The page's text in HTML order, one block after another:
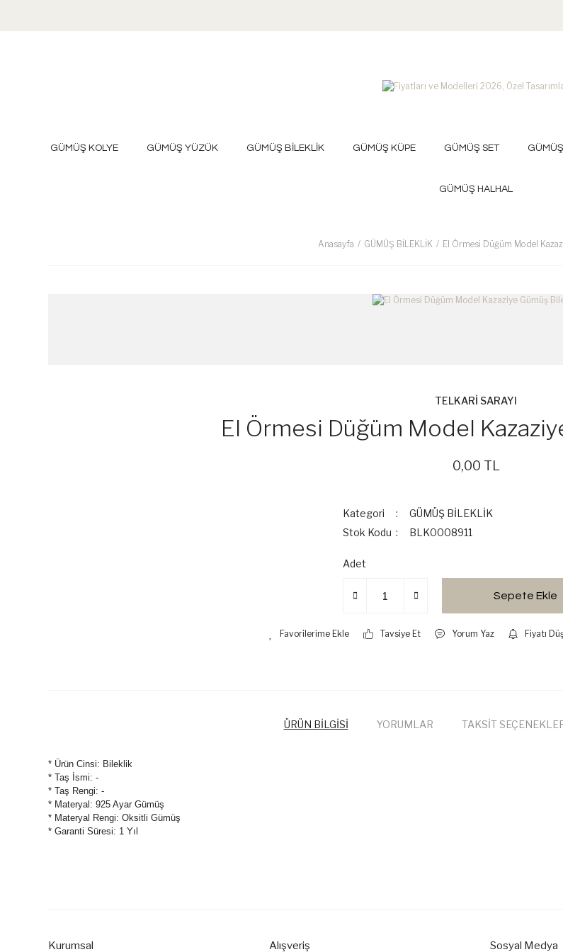
GÜMÜŞ KOLYE GÜMÜŞ YÜZÜK GÜMÜŞ BİLEKLİK GÜMÜŞ KÜPE GÜMÜŞ SET
GÜMÜŞ HALHAL
Anasayfa GÜMÜŞ BİLEKLİK El Örmesi Düğüm Model
TELKARİ SARAYI
El Örmesi Düğüm Model
0,00 TL
Kategori
GÜMÜŞ BİLEKLİK
Stok Kodu
BLK0008911
Adet
Sepete Ekle
Tavsiye Et Yorum Yaz Fiyatı
ÜRÜN BİLGİSİ YORUMLAR TAKSİT
* Ürün Cinsi: Bileklik
* Taş İsmi: -
* Taş Rengi: -
* Materyal: 925 Ayar Gümüş
* Materyal Rengi: Oksitli Gümüş
* Garanti Süresi: 1 Yıl
Ürün bilgilerinde hatalar bulunuyor.
Kurumsal Alışveriş Sosyal Medya